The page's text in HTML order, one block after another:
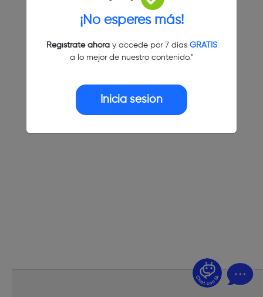
¡No esperes más!
Regístrate ahoray accede por 7 días GRATIS
a lo mejor de nuestro contenido."
Inicia sesión